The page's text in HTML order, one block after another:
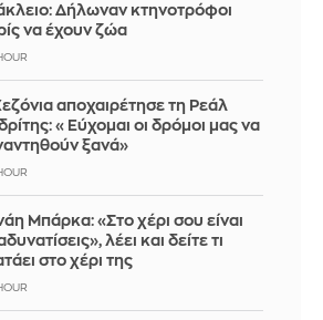
Δήλωναν κτηνοτρόφοι
να έχουν ζώα
αποχαιρέτησε τη Ρεάλ
«Εύχομαι οι δρόμοι μας να
ξανά»
Μπάρκα: «Στο χέρι σου είναι
λέει και δείτε τι
στο χέρι της